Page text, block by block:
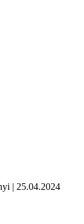
| 25.04.2024